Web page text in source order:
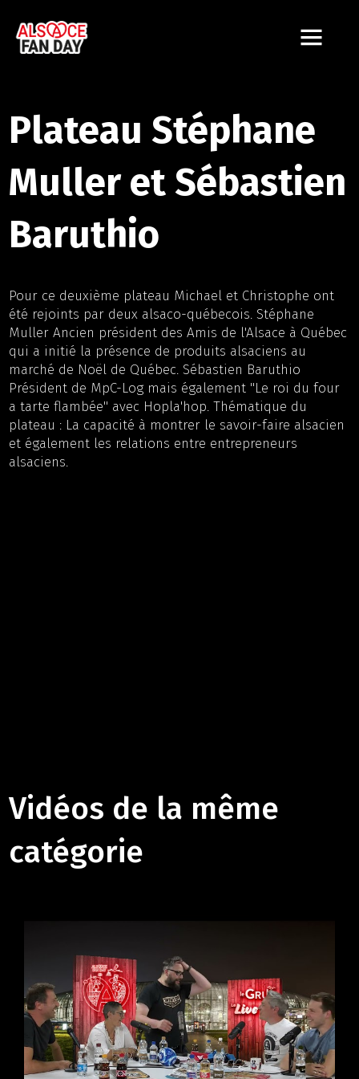
Plateau Stéphane
Muller et Sébastien
Baruthio
Pour ce deuxième plateau Michael et Christophe ont
été rejoints par deux alsaco-québecois. Stéphane
Muller Ancien président des Amis de l'Alsace à Québec
qui a initié la présence de produits alsaciens au
marché de Noël de Québec. Sébastien Baruthio
Président de MpC-Log mais également "Le roi du four
a tarte flambée" avec Hopla'hop. Thématique du
plateau : La capacité à montrer le savoir-faire alsacien
et également les relations entre entrepreneurs
alsaciens.
Vidéos de la même
catégorie